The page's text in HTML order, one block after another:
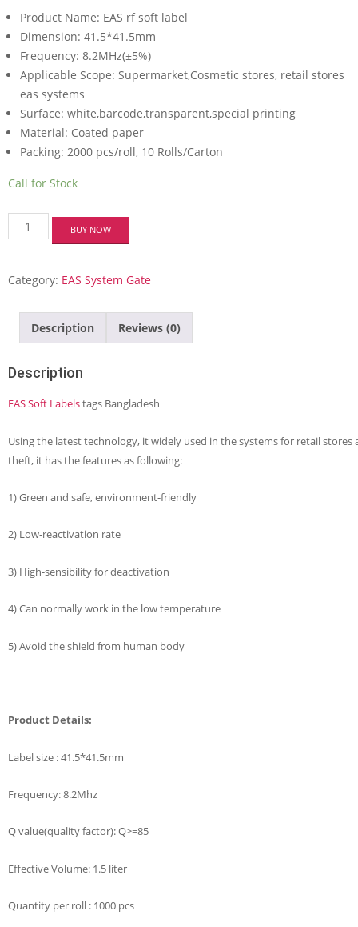
Product Name: EAS rf soft label
Dimension: 41.5*41.5mm
Frequency: 8.2MHz(±5%)
Applicable Scope: Supermarket,Cosmetic stores, retail stores
eas systems
Surface: white,barcode,transparent,special printing
Material: Coated paper
Packing: 2000 pcs/roll, 10 Rolls/Carton
Call for Stock
EAS
Soft
Anti-
Shield
(41.5
x
quantity
BUY NOW
Category: EAS System Gate
Description Reviews (0)
Description
EAS Soft Labelstags Bangladesh
Using the latest technology, it widely used in the systems for retail stores
theft, it has the features as following:
1) Green and safe, environment-friendly
2) Low-reactivation rate
3) High-sensibility for deactivation
4) Can normally work in the low temperature
5) Avoid the shield from human body
Product Details:
Label size : 41.5*41.5mm
Frequency: 8.2Mhz
Q value(quality factor): Q>=85
Effective Volume: 1.5 liter
Quantity per roll : 1000 pcs